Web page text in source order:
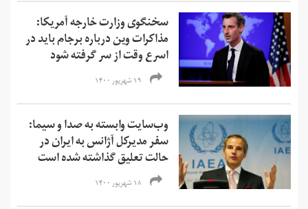
سخنگوی وزارت خارجه آمریکا:
مذاکرات وین درباره برجام باید در
اسرع وقت از سر گرفته شود
۱۹ شهریور ۱۴۰۰
وب‌سایت وابسته به صدا و سیما:
سفر مدیرکل آژانس به ایران در
حالت تعلیق گذاشته شده است
۱۸ شهریور ۱۴۰۰